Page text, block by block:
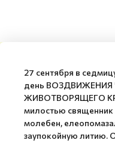
27 сентября в
день
ЖИВОТВОРЯЩЕГО
милостью
молебен,
заупокойную литию.